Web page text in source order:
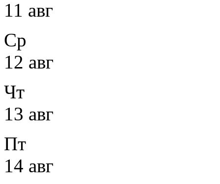
11 авг
Ср
12 авг
Чт
13 авг
Пт
14 авг